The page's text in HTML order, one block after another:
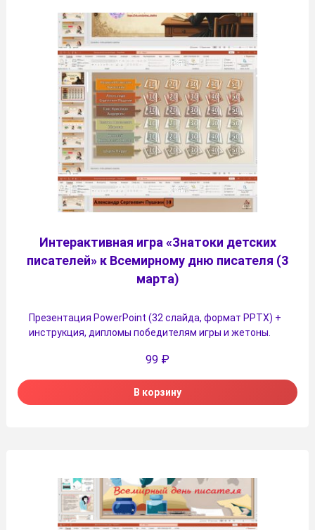
Интерактивная игра «Знатоки детских
писателей» к Всемирному дню писателя (3
марта)
Презентация PowerPoint (32 слайда, формат PPTX) +
инструкция, дипломы победителям игры и жетоны.
99 ₽
В корзину